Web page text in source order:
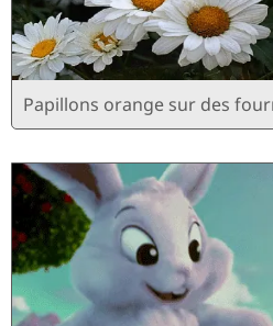
Papillons orange sur des